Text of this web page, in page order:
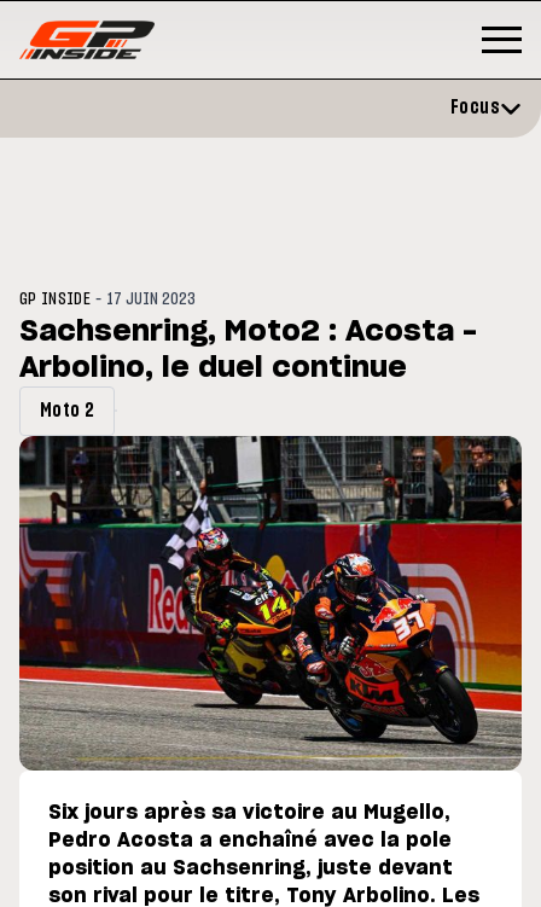
du GP de Grande-
MOTO GP
Focus
GP INSIDE - 17 JUIN 2023
Sachsenring, Moto2 : Acosta -
Arbolino, le duel continue
Moto 2
Six jours après sa victoire au Mugello,
Pedro Acosta a enchaîné avec la pole
position au Sachsenring, juste devant
son rival pour le titre, Tony Arbolino. Les